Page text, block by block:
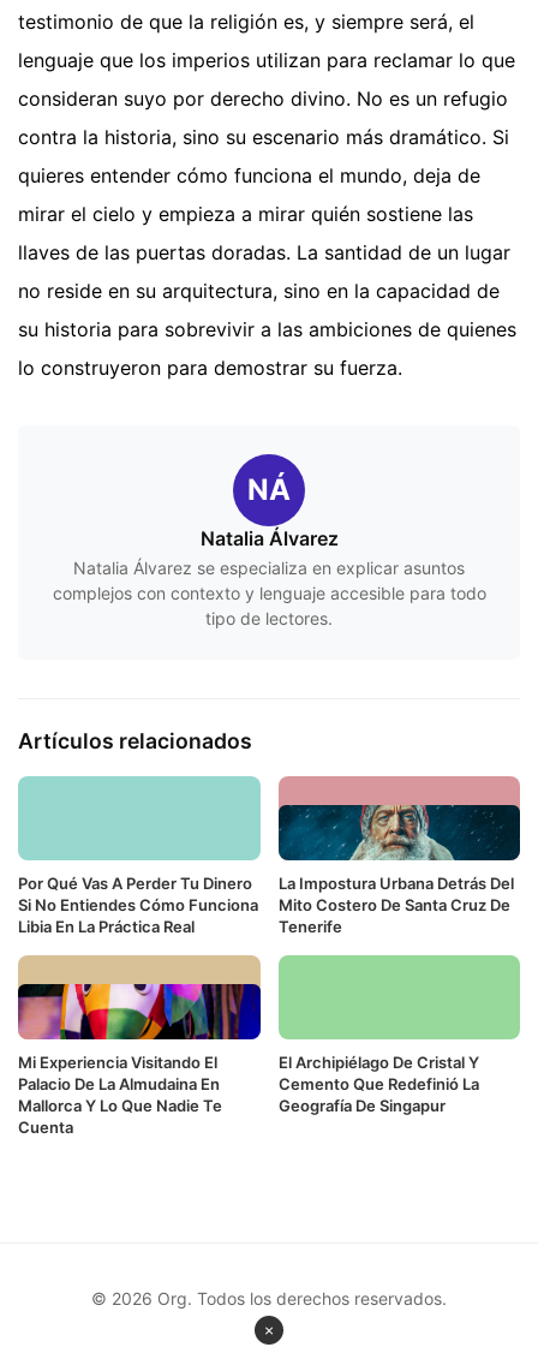
testimonio de que la religión es, y siempre será, el
lenguaje que los imperios utilizan para reclamar lo que
consideran suyo por derecho divino. No es un refugio
contra la historia, sino su escenario más dramático. Si
quieres entender cómo funciona el mundo, deja de
mirar el cielo y empieza a mirar quién sostiene las
llaves de las puertas doradas. La santidad de un lugar
no reside en su arquitectura, sino en la capacidad de
su historia para sobrevivir a las ambiciones de quienes
lo construyeron para demostrar su fuerza.
NÁ
Natalia Álvarez
Natalia Álvarez se especializa en explicar asuntos
complejos con contexto y lenguaje accesible para todo
tipo de lectores.
Artículos relacionados
Por Qué Vas A Perder Tu Dinero
Si No Entiendes Cómo Funciona
Libia En La Práctica Real
La Impostura Urbana Detrás Del
Mito Costero De Santa Cruz De
Tenerife
Mi Experiencia Visitando El
Palacio De La Almudaina En
Mallorca Y Lo Que Nadie Te
Cuenta
El Archipiélago De Cristal Y
Cemento Que Redefinió La
Geografía De Singapur
×
© 2026 Org. Todos los derechos reservados.